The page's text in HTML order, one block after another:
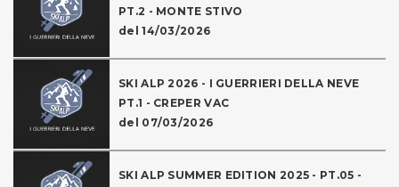
PT.2 - MONTE STIVO
del 14/03/2026
SKI ALP 2026 - I GUERRIERI DELLA NEVE
PT.1 - CREPER VAC
del 07/03/2026
SKI ALP SUMMER EDITION 2025 - PT.05 -